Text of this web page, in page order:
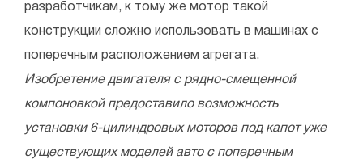
разработчикам, к тому же мотор такой
конструкции сложно использовать в машинах с
поперечным расположением агрегата.
Изобретение двигателя с рядно-смещенной
компоновкой предоставило возможность
установки 6-цилиндровых моторов под капот уже
существующих моделей авто с поперечным